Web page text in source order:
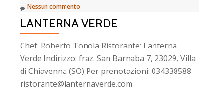
Nessun commento
LANTERNA VERDE
Chef: Roberto Tonola Ristorante: Lanterna
Verde Indirizzo: fraz. San Barnaba 7, 23029, Villa
di Chiavenna (SO) Per prenotazioni: 034338588 –
ristorante@lanternaverde.com